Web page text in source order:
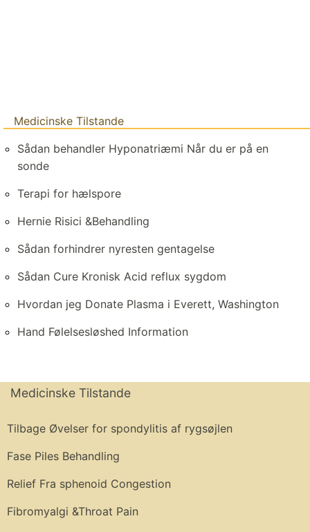
Medicinske Tilstande
Sådan behandler Hyponatriæmi Når du er på en
sonde
Terapi for hælspore
Hernie Risici &Behandling
Sådan forhindrer nyresten gentagelse
Sådan Cure Kronisk Acid reflux sygdom
Hvordan jeg Donate Plasma i Everett, Washington
Hand Følelsesløshed Information
Medicinske Tilstande
Tilbage Øvelser for spondylitis af rygsøjlen
Fase Piles Behandling
Relief Fra sphenoid Congestion
Fibromyalgi &Throat Pain